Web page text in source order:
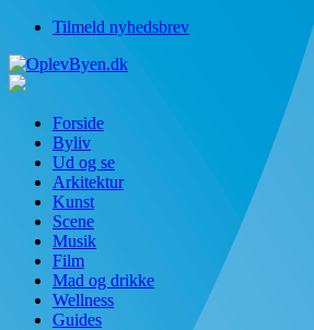
Tilmeld nyhedsbrev
Forside
Byliv
Ud og se
Arkitektur
Kunst
Scene
Musik
Film
Mad og drikke
Wellness
Guides